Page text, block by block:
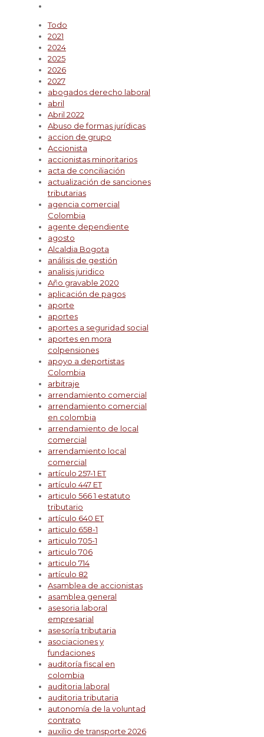
Todo
2021
2024
2025
2026
2027
abogados derecho laboral
abril
Abril 2022
Abuso de formas jurídicas
accion de grupo
Accionista
accionistas minoritarios
acta de conciliación
actualización de sanciones
tributarias
agencia comercial
Colombia
agente dependiente
agosto
Alcaldia Bogota
análisis de gestión
analisis juridico
Año gravable 2020
aplicación de pagos
aporte
aportes
aportes a seguridad social
aportes en mora
colpensiones
apoyo a deportistas
Colombia
arbitraje
arrendamiento comercial
arrendamiento comercial
en colombia
arrendamiento de local
comercial
arrendamiento local
comercial
artículo 257-1 ET
artículo 447 ET
articulo 566 1 estatuto
tributario
artículo 640 ET
articulo 658-1
articulo 705-1
articulo 706
articulo 714
artículo 82
Asamblea de accionistas
asamblea general
asesoria laboral
empresarial
asesoría tributaria
asociaciones y
fundaciones
auditoría fiscal en
colombia
auditoria laboral
auditoria tributaria
autonomía de la voluntad
contrato
auxilio de transporte 2026